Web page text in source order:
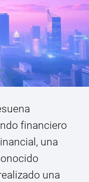
financiero
una
una